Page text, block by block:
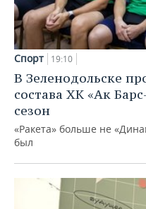
Спорт 19:10
В Зеленодольске
состава ХК «Ак
сезон
«Ракета» больше не
был